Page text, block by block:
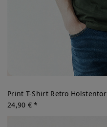
Print T-Shirt Retro Holstentor
24,90 € *